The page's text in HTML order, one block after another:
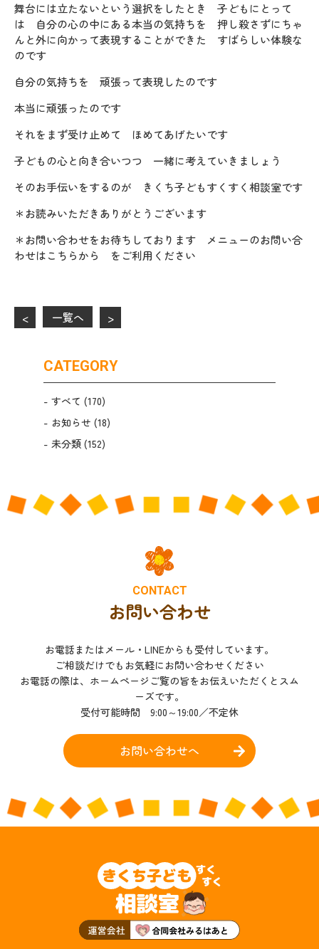
舞台には立たないという選択をしたとき 子どもにとって
は 自分の心の中にある本当の気持ちを 押し殺さずにちゃ
んと外に向かって表現することができた すばらしい体験な
のです
自分の気持ちを 頑張って表現したのです
本当に頑張ったのです
それをまず受け止めて ほめてあげたいです
子どもの心と向き合いつつ 一緒に考えていきましょう
そのお手伝いをするのが きくち子どもすくすく相談室です
＊お読みいただきありがとうございます
＊お問い合わせをお待ちしております メニューのお問い合
わせはこちらから をご利用ください
< 一覧へ >
CATEGORY
すべて (170)
お知らせ (18)
未分類(152)
CONTACT
お問い合わせ
お電話またはメール・LINEからも受付しています。
ご相談だけでもお気軽にお問い合わせください
お電話の際は、ホームページご覧の旨をお伝えいただくとスム
ーズです。
受付可能時間 9:00～19:00／不定休
お問い合わせへ